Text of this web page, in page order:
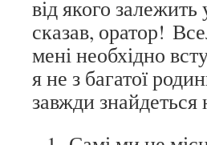
від якого
сказав, оратор!
мені необхідно
я не з багатої
завжди знайдеться